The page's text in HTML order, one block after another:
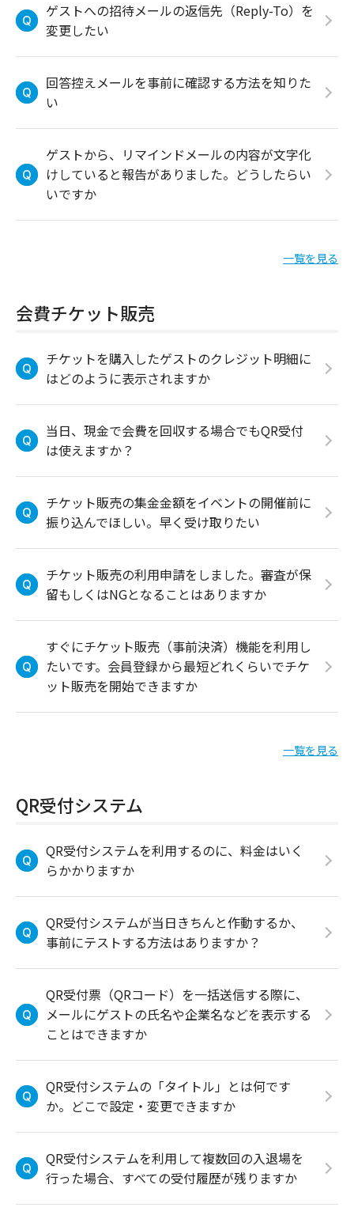
ゲストへの招待メールの返信先（Reply-To）を
変更したい
回答控えメールを事前に確認する方法を知りた
い
ゲストから、リマインドメールの内容が文字化
けしていると報告がありました。どうしたらい
いですか
一覧を見る
会費チケット販売
チケットを購入したゲストのクレジット明細に
はどのように表示されますか
当日、現金で会費を回収する場合でもQR受付
は使えますか？
チケット販売の集金金額をイベントの開催前に
振り込んでほしい。早く受け取りたい
チケット販売の利用申請をしました。審査が保
留もしくはNGとなることはありますか
すぐにチケット販売（事前決済）機能を利用し
たいです。会員登録から最短どれくらいでチケ
ット販売を開始できますか
一覧を見る
QR受付システム
QR受付システムを利用するのに、料金はいく
らかかりますか
QR受付システムが当日きちんと作動するか、
事前にテストする方法はありますか？
QR受付票（QRコード）を一括送信する際に、
メールにゲストの氏名や企業名などを表示する
ことはできますか
QR受付システムの「タイトル」とは何です
か。どこで設定・変更できますか
QR受付システムを利用して複数回の入退場を
行った場合、すべての受付履歴が残りますか